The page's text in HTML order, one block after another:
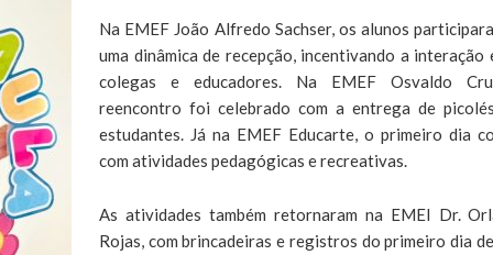
Na EMEF João Alfredo Sachser, os alunos
uma dinâmica de recepção, incentivando a interação
colegas e educadores. Na EMEF Osvaldo
reencontro foi celebrado com a entrega de
estudantes. Já na EMEF Educarte, o primeiro dia
com atividades pedagógicas e recreativas.
As atividades também retornaram na EMEI Dr.
Rojas, com brincadeiras e registros do primeiro dia